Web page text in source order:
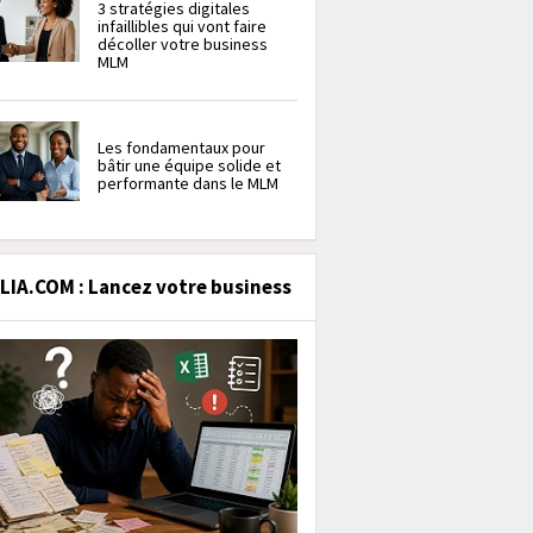
3 stratégies digitales
infaillibles qui vont faire
décoller votre business
MLM
Les fondamentaux pour
bâtir une équipe solide et
performante dans le MLM
: Lancez votre business